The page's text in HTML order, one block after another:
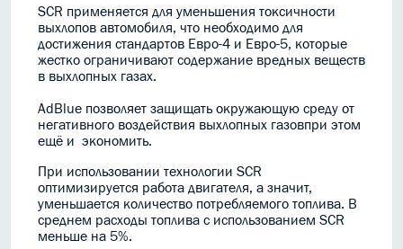
SCR применяется для уменьшения токсичности
выхлопов автомобиля, что необходимо для
достижения стандартов Евро-4 и Евро-5, которые
жестко ограничивают содержание вредных веществ
в выхлопных газах.
AdBlue позволяет защищать окружающую среду от
негативного воздействия выхлопных газовпри этом
ещё и экономить.
При использовании технологии SCR
оптимизируется работа двигателя, а значит,
уменьшается количество потребляемого топлива. В
среднем расходы топлива с использованием SCR
меньше на 5%.